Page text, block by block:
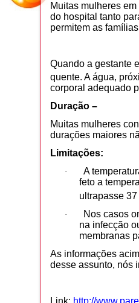
Muitas mulheres
do hospital tanto
permitem as
Quando a gestante
quente. A água,
corporal adequado
Duração –
Muitas mulheres
durações maiores
Limitações:
·A
feto a
ultrapasse
·
Nos casos
na infecção
membranas
As informações
desse assunto, nós
Link: http://